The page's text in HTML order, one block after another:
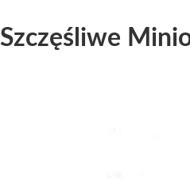
Szczęśliwe